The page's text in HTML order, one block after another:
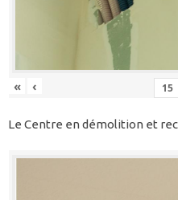
« ‹
Le Centre en démolition et